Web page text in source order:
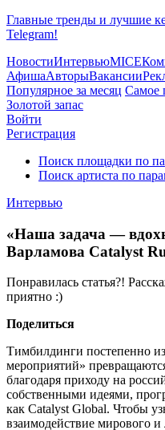
Главные тренды и лучшие
Telegram!
НовостиИнтервьюMICE
АфишаАвторыВакансии
Популярное за месяц Самое
Золотой запас
Войти
Регистрация
Поиск площадки по
Поиск артиста по
Интервью
«Наша задача —
Варламова Catalyst
Понравилась статья?!
приятно :)
Поделиться
Тимбилдинги постепенно
мероприятий»
благодаря приходу на
собственными идеями,
как Catalyst Global. Чтобы
взаимодействие мирового